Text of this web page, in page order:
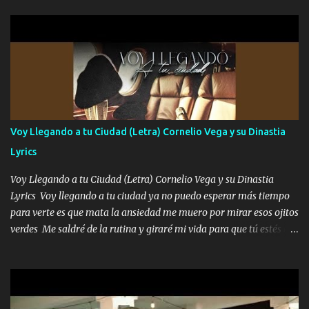
cariño de mi alma Que pa febrero vendré frente a ti con mis
preguntas y digas que sí hacernos novios y verte feliz y muy
contenta como yo por ti Música Pregúntame qué es lo que me
enamora pa describirte unas cuantas horas también pregunta que
quiero contigo que seas dichosa al estar conmigo Y ya borracho
contéstame la llamada pa dedicarte unas bonitas palabras así
borracho me animo a decirte todo y puedo describirlo mucho que
me encantes Decirte que me siento muy feliz y emocionado por
tenerte aquí espero que quiera...
Voy Llegando a tu Ciudad (Letra) Cornelio Vega y su Dinastia
Lyrics
Voy Llegando a tu Ciudad (Letra) Cornelio Vega y su Dinastia
Lyrics Voy llegando a tu ciudad ya no puedo esperar más tiempo
para verte es que mata la ansiedad me muero por mirar esos ojitos
verdes Me saldré de la rutina y giraré mi vida para que tú estés en
solo yo tendre el candado 🔒 del amor ❤️ Música Mil y un besos